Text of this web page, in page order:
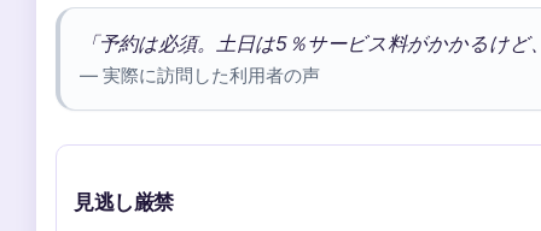
「予約は必須。土日は5％サービス料がかかるけど
— 実際に訪問した利用者の声
見逃し厳禁